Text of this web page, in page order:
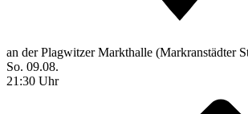
an der Plagwitzer Markthalle (Markranstädter
So. 09.08.
21:30 Uhr